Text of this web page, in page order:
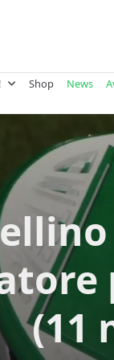
Shop News
(11